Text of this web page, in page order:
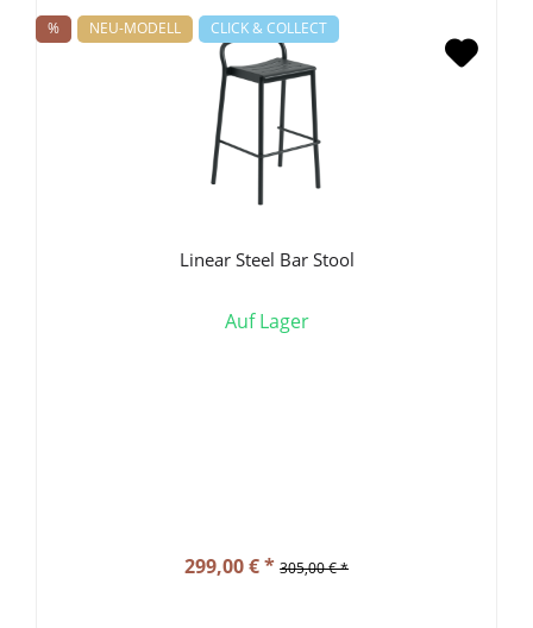
% NEU-MODELL CLICK & COLLECT
Linear Steel Bar Stool
Auf Lager
299,00 € * 305,00 € *